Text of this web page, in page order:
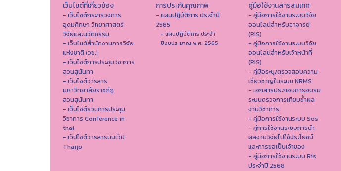
เว็บไซต์ที่เกี่ยวข้อง
- เว็บไซต์กระทรวงการ
อุดมศึกษา วิทยาศาสตร์
วิจัยและนวัตกรรม
- เว็บไซต์สำนักงานการวิจัย
แห่งชาติ (วช.)
- เว็บไซต์การประชุมวิชาการ
สวนสุนันทา
- เว็บไซต์วารสาร
มหาวิทยาลัยราชภัฏ
สวนสุนันทา
- เว็บไซต์รวมการประชุม
วิชาการ Conference in
thai
- เว็ปไซต์วารสารบนเว็ป
Thaijo
การประกันคุณภาพ
- แผนปฏิบัติการ ประจำปี
2565
- แผนปฏิบัติการ ประจำ
ปีงบประมาณ พ.ศ. 2565
คู่มือใช้งานสารสนเทศ
- คู่มือการใช้งานระบบวิจัย
ออนไลน์สำหรับอาจารย์
(RIS)
- คู่มือการใช้งานระบบวิจัย
ออนไลน์สำหรับเจ้าหน้าที่
(RIS)
- คู่มือระบุ/ตรวจสอบความ
เชี่ยวชาญในระบบ NRMS
- เอกสารประกอบการอบรม
ระบบตรวจการเทียบซ้ำผล
งานวิชาการ
- คู่มือการใช้งานระบบ Sos
- คู่การใช้งานระบบการนำ
ผลงานวิจัยไปใช้ประโยชน์
และการขอเป็นเจ้าของ
- คู่มือการใช้งานระบบ Ris
ประจำปี 2568